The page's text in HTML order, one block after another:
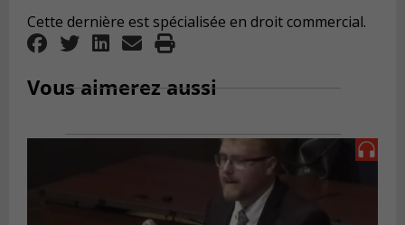
Cette dernière est spécialisée en droit commercial.
Vous aimerez aussi